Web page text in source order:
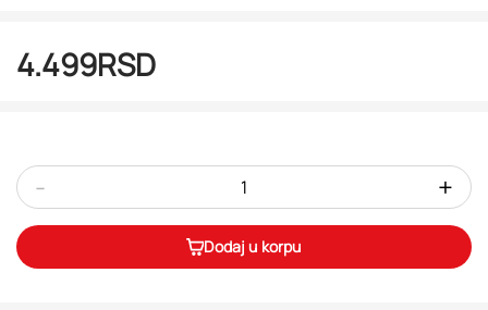
4.499RSD
- +
Dodaj u korpu